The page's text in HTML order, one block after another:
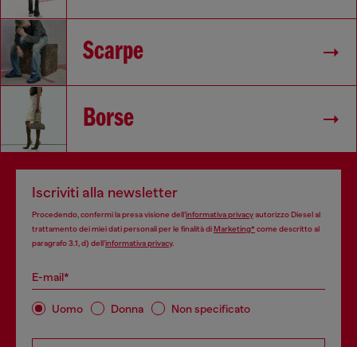
Scarpe
Borse
Iscriviti alla newsletter
Procedendo, confermi la presa visione dell’informativa privacyautorizzo Diesel al
trattamento dei miei dati personali per le finalità diMarketing*come descritto al
paragrafo 3.1, d) dell’informativa privacy.
E-mail*
Uomo Donna Non specificato